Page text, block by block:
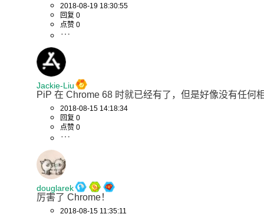
2018-08-19 18:30:55
回复 0
点赞 0
Jackie-Liu
PiP 在 Chrome 68 时就已经有了，但是好像没有任何
2018-08-15 14:18:34
回复 0
点赞 0
douglarek
厉害了 Chrome！
2018-08-15 11:35:11